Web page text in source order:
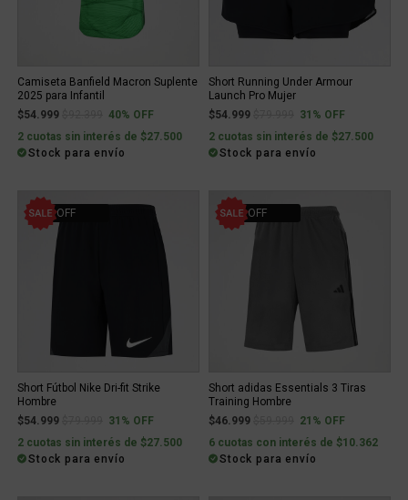
Camiseta Banfield Macron Suplente
2025 para Infantil
$54.999
Price reduced from
to40% OFF
2 cuotas sin interés de $27.500
Stock para envío
Short Running Under Armour
Launch Pro Mujer
$54.999
Price reduced from
to31% OFF
2 cuotas sin interés de $27.500
Stock para envío
31% OFF
Short Fútbol Nike Dri-fit Strike
Hombre
$54.999
Price reduced from
to31% OFF
2 cuotas sin interés de $27.500
Stock para envío
21% OFF
Short adidas Essentials 3 Tiras
Training Hombre
$46.999
Price reduced from
to21% OFF
6 cuotas con interés de $10.362
Stock para envío